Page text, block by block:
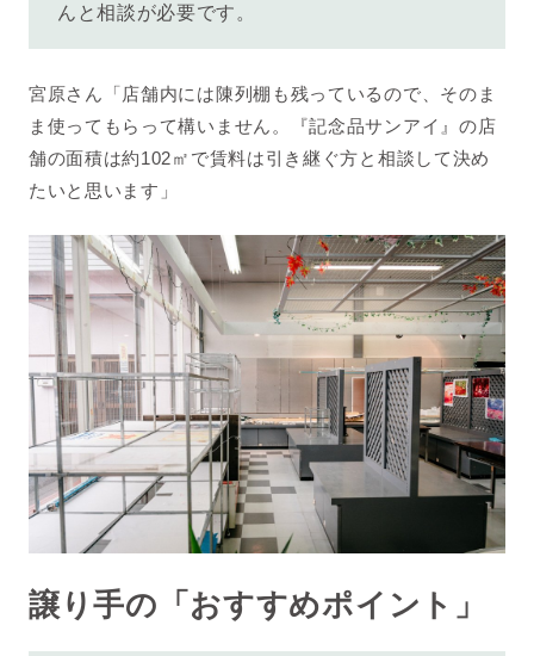
んと相談が必要です。
宮原さん「店舗内には陳列棚も残っているので、そのま
ま使ってもらって構いません。『記念品サンアイ』の店
舗の面積は約102㎡で賃料は引き継ぐ方と相談して決め
たいと思います」
譲り手の「おすすめポイント」